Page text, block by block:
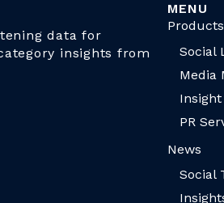
data for
insights from
MENU
Products
Social
Media
PR
News
Social